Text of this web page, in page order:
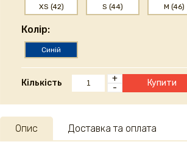
XS (42) S (44) M (46)
Колір:
Синій
Кількість
+
-
Купити
Опис Доставка та оплата